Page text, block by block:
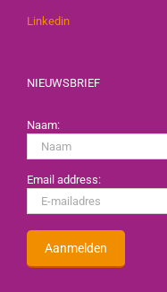
Linkedin
NIEUWSBRIEF
Naam:
Email address: